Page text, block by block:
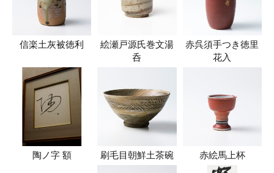
信楽土灰被徳利
絵瀬戸源氏巻文湯
呑
赤呉須手つき徳里
花入
陶ノ字 額 刷毛目朝鮮土茶碗 赤絵馬上杯